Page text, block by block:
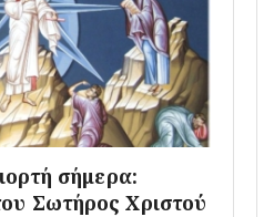
σήμερα:
Σωτήρος Χριστού